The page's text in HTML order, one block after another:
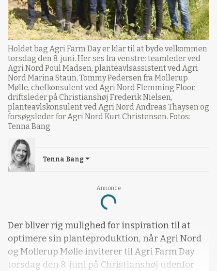
Annonce
Loading...
Holdet bag Agri Farm Day er klar til at byde velkommen
torsdag den 8. juni. Her ses fra venstre: teamleder ved
Agri Nord Poul Madsen, planteavlsassistent ved Agri
Nord Marina Staun, Tommy Pedersen fra Mollerup
Mølle, chefkonsulent ved Agri Nord Flemming Floor,
driftsleder på Christianshøj Frederik Nielsen,
planteavlskonsulent ved Agri Nord Andreas Thaysen og
forsøgsleder for Agri Nord Kurt Christensen. Fotos:
Tenna Bang
Tenna Bang
Der bliver rig mulighed for inspiration til at
optimere sin planteproduktion, når Agri Nord
og Mollerup Mølle inviterer til Agri Farm Day
torsdag den 8. juni på Christianshøj udenfor